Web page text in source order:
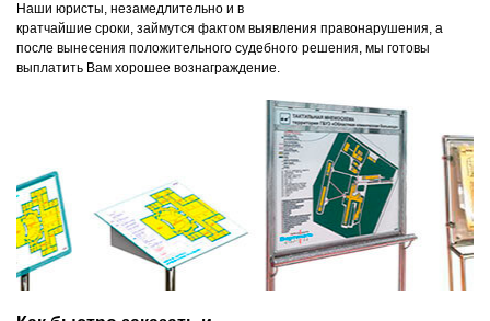
Наши юристы, незамедлительно и в
кратчайшие сроки, займутся фактом выявления правонарушения, а
после вынесения положительного судебного решения, мы готовы
выплатить Вам хорошее вознаграждение.